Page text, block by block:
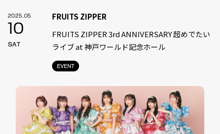
2025.05
10
SAT
EVENT
FRUITS ZIPPER
FRUITS ZIPPER 3rd ANNIVERSARY 超めでたい
ライブ at 神戸ワールド記念ホール